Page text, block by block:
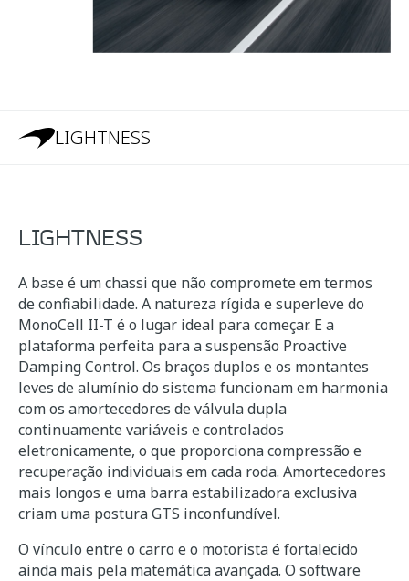
LIGHTNESS
LIGHTNESS
A base é um chassi que não compromete em termos
de confiabilidade. A natureza rígida e superleve do
MonoCell II-T é o lugar ideal para começar. E a
plataforma perfeita para a suspensão Proactive
Damping Control. Os braços duplos e os montantes
leves de alumínio do sistema funcionam em harmonia
com os amortecedores de válvula dupla
continuamente variáveis e controlados
eletronicamente, o que proporciona compressão e
recuperação individuais em cada roda. Amortecedores
mais longos e uma barra estabilizadora exclusiva
criam uma postura GTS inconfundível.
O vínculo entre o carro e o motorista é fortalecido
ainda mais pela matemática avançada. O software